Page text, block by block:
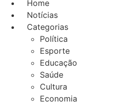
Home
Notícias
Categorias
Política
Esporte
Educação
Saúde
Cultura
Economia